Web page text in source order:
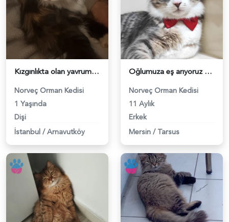
Kızgınlıkta olan yavrumuza eş arıyoruz - 118981975
Norveç Orman Kedisi
1 Yaşında
Dişi
İstanbul / Arnavutköy
Oğlumuza eş arıyoruz - 118976971
Norveç Orman Kedisi
11 Aylık
Erkek
Mersin / Tarsus